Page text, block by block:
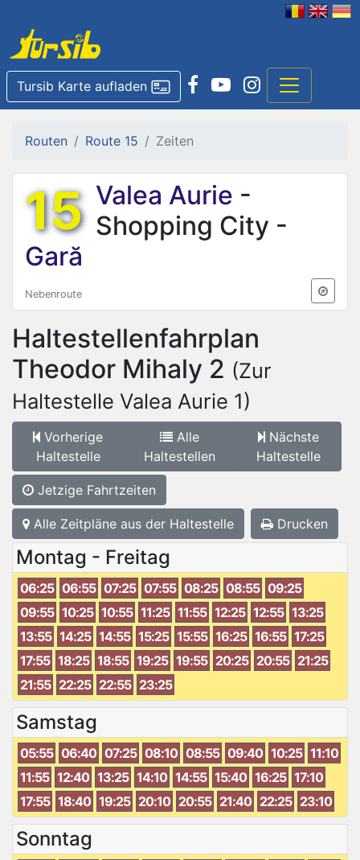
Tursib Karte aufladen
Routen Route 15 Zeiten
15 Valea Aurie -
Shopping City -
Gară
Nebenroute
Haltestellenfahrplan
Theodor Mihaly 2 (Zur
Haltestelle Valea Aurie 1)
Vorherige
Haltestelle
Alle
Haltestellen
Nächste
Haltestelle
Jetzige Fahrtzeiten
Alle Zeitpläne aus der Haltestelle Drucken
Montag - Freitag
06:25 06:55 07:25 07:55 08:25 08:55 09:25
09:55 10:25 10:55 11:25 11:55 12:25 12:55 13:25
13:55 14:25 14:55 15:25 15:55 16:25 16:55 17:25
17:55 18:25 18:55 19:25 19:55 20:25 20:55 21:25
21:55 22:25 22:55 23:25
Samstag
05:55 06:40 07:25 08:10 08:55 09:40 10:25 11:10
11:55 12:40 13:25 14:10 14:55 15:40 16:25 17:10
17:55 18:40 19:25 20:10 20:55 21:40 22:25 23:10
Sonntag